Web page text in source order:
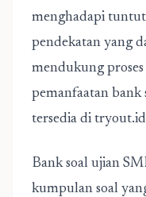
menghadapi
pendekatan yang
mendukung
pemanfaatan
tersedia di
Bank soal ujian
kumpulan soal